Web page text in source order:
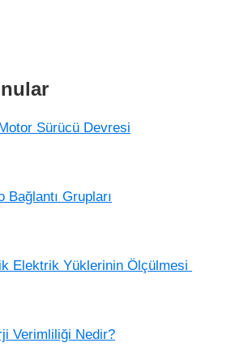
Sürücü Devresi
Bağlantı Grupları
Elektrik Yüklerinin Ölçülmesi
Verimliliği Nedir?